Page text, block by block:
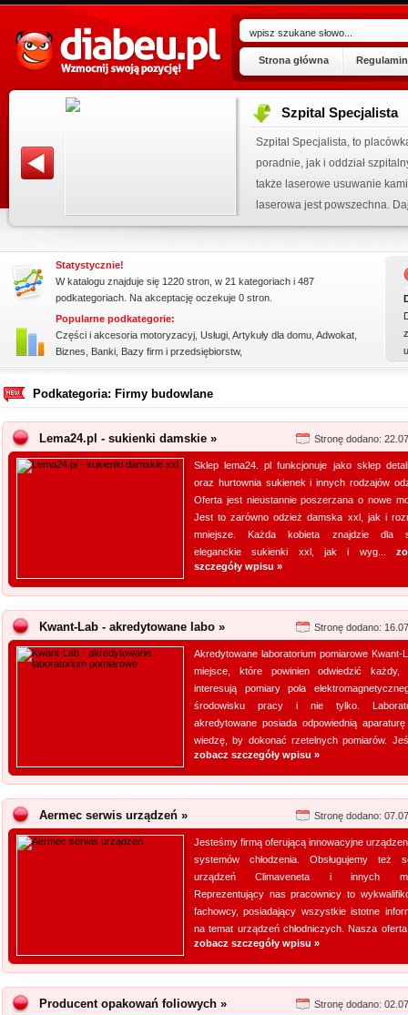
Strona główna
wpisu »
Szpital Specjalista
Szpital Specjalista, to
poradnie, jak i oddział
także laserowe usuwanie
laserowa jest powszechna.
Statystycznie!
W katalogu znajduje się 1220 stron, w 21 kategoriach i 487
podkategoriach. Na akceptację oczekuje 0 stron.
Popularne podkategorie:
Części i akcesoria motoryzacyj Usługi Artykuły dla domu Adwokat
Biznes
Banki Bazy firm i przedsiębiorstw,
Podkategoria: Firmy budowlane
Lema24.pl - sukienki damskie » Stronę dodano:
Sklep lema24. pl funkcjonuje jako sklep
oraz hurtownia sukienek i innych rodzajów
Oferta jest nieustannie poszerzana o nowe
Jest to zarówno odzież damska xxl, jak i
mniejsze. Każda kobieta znajdzie dla
eleganckie sukienki xxl, jak i wyg...
szczegóły wpisu »
Kwant-Lab - akredytowane labo » Stronę dodano:
Akredytowane laboratorium pomiarowe Kwant-
miejsce, które powinien odwiedzić każdy,
interesują pomiary pola
środowisku pracy i nie tylko.
akredytowane posiada odpowiednią
wiedzę, by dokonać rzetelnych pomiarów.
zobacz szczegóły wpisu »
Aermec serwis urządzeń » Stronę dodano:
Jesteśmy firmą oferującą innowacyjne
systemów chłodzenia. Obsługujemy też
urządzeń Climaveneta i innych
Reprezentujący nas pracownicy to
fachowcy, posiadający wszystkie istotne
na temat urządzeń chłodniczych. Nasza
zobacz szczegóły wpisu »
Producent opakowań foliowych » Stronę dodano: